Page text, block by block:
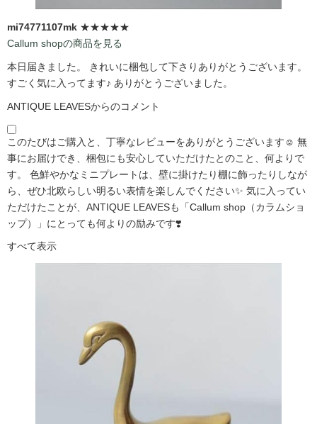
mi74771107mk ★★★★★
Callum shopの商品を見る
本日届きました。 きれいに梱包して下さりありがとうございます。
すごく気に入ってます♪ ありがとうございました。
ANTIQUE LEAVESからのコメント
このたびはご購入と、丁寧なレビューをありがとうございます☺️ 無
事にお届けでき、梱包にも安心していただけたとのこと、何よりで
す。 色鮮やかなミニプレートは、壁に掛けたり棚に飾ったりしなが
ら、ぜひ北欧らしい明るい表情を楽しんでください✨ 気に入ってい
ただけたことが、ANTIQUE LEAVESも「Callum shop（カラムショ
ップ）」にとっても何よりの励みです❣️
すべて表示